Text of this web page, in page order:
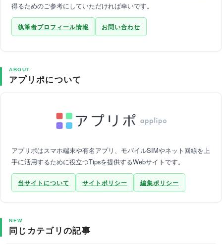
得るためのご参考にしていただければ幸いです。
執筆者プロフィール情報 お問い合わせ
ABOUT
アプリポについて
アプリポはスマホ端末や有名アプリ、モバイルSIMやネット回線を上
手に活用するために役立つTipsを提供するWebサイトです。
当サイトについて サイトポリシー 編集ポリシー
NEW
同じカテゴリの記事